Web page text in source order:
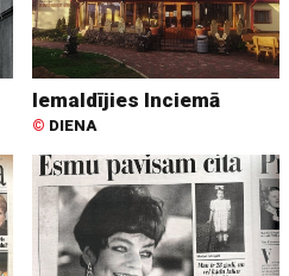
Iemaldījies Inciemā
© DIENA